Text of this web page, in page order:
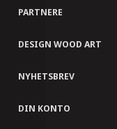
PARTNERE
DESIGN WOOD ART
NYHETSBREV
DIN KONTO